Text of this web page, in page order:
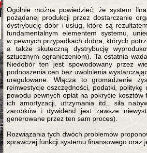
Ogólnie można powiedzieć, że system
pożądanej produkcji przez dostarczanie
dystrybucję dóbr i usług, które są
fundamentalnym elementem systemu,
w pewnych przypadkach dobra, których
a także skuteczną dystrybucję
sztucznym ograniczeniom). Ta ostatnia
Niedobór ten jest spowodowany przez
podnoszenia cen bez uwolnienia
uregulowane. Włącza to gromadzenie
reinwestycje oszczędności, podatki,
powodu pewnych opłat na pokrycie
ich amortyzacji, utrzymania itd., siła
zarobków i dywidend jest zawsze
generowane przez ten sam proces).
Rozwiązania tych dwóch problemów
sprawczej funkcji systemu finansowego oraz